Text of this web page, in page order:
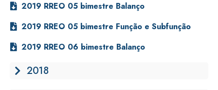
2019 RREO 05 bimestre Balanço
2019 RREO 05 bimestre Função e Subfunção
2019 RREO 06 bimestre Balanço
2018